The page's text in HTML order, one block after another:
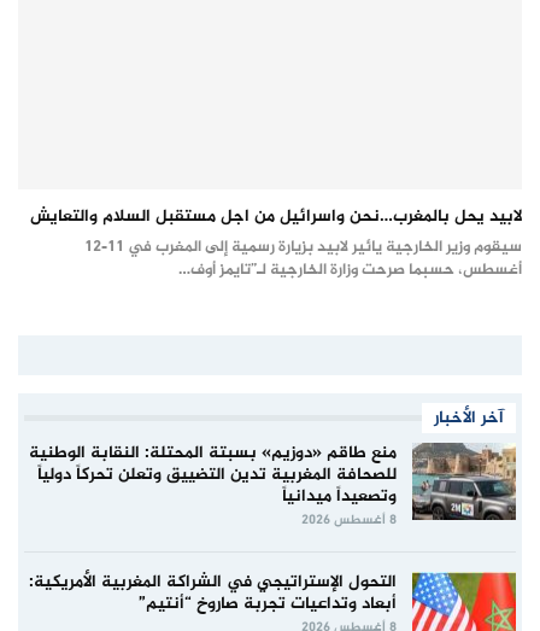
لابيد يحل بالمغرب…نحن واسرائيل من اجل مستقبل السلام والتعايش
سيقوم وزير الخارجية يائير لابيد بزيارة رسمية إلى المغرب في 11-12
أغسطس، حسبما صرحت وزارة الخارجية لـ”تايمز أوف…
آخر الأخبار
منع طاقم «دوزيم» بسبتة المحتلة: النقابة الوطنية
للصحافة المغربية تدين التضييق وتعلن تحركاً دولياً
وتصعيداً ميدانياً
8 أغسطس 2026
التحول الإستراتيجي في الشراكة المغربية الأمريكية:
أبعاد وتداعيات تجربة صاروخ “أنتيم”